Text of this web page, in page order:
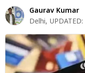
शेयर
बाज़ार
ट्रेंडिंग
Gaurav Kumar
Delhi, UPDATED: